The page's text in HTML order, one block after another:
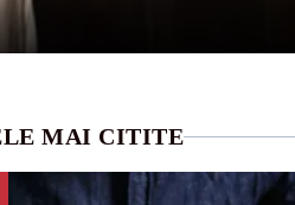
MAI CITITE